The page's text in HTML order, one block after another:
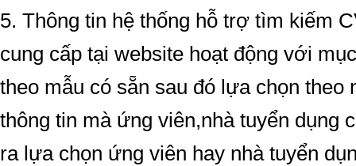
5. Thông tin hệ thống hỗ trợ tìm kiếm
cung cấp tại website hoạt động với
theo mẫu có sẵn sau đó lựa chọn theo
thông tin mà ứng viên,nhà tuyển dụng
ra lựa chọn ứng viên hay nhà tuyển